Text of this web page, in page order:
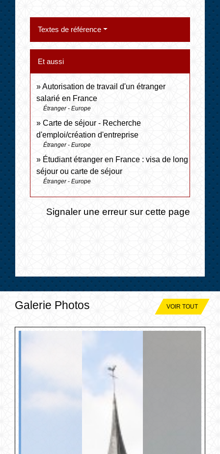
Textes de référence
Et aussi
Autorisation de travail d'un étranger
salarié en France
Étranger - Europe
Carte de séjour - Recherche
d'emploi/création d'entreprise
Étranger - Europe
Étudiant étranger en France : visa de long
séjour ou carte de séjour
Étranger - Europe
Signaler une erreur sur cette page
Galerie Photos VOIR TOUT